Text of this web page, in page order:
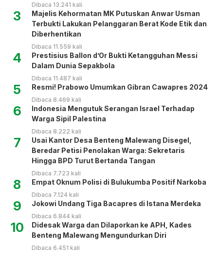
Dibaca 13.241 kali
3
Majelis Kehormatan MK Putuskan Anwar Usman
Terbukti Lakukan Pelanggaran Berat Kode Etik dan
Diberhentikan
Dibaca 11.559 kali
4
Prestisius Ballon d’Or Bukti Ketangguhan Messi
Dalam Dunia Sepakbola
Dibaca 11.487 kali
5 Resmi! Prabowo Umumkan Gibran Cawapres 2024
Dibaca 8.469 kali
6
Indonesia Mengutuk Serangan Israel Terhadap
Warga Sipil Palestina
Dibaca 8.222 kali
7
Usai Kantor Desa Benteng Malewang Disegel,
Beredar Petisi Penolakan Warga: Sekretaris
Hingga BPD Turut Bertanda Tangan
Dibaca 7.723 kali
8 Empat Oknum Polisi di Bulukumba Positif Narkoba
Dibaca 7.124 kali
9 Jokowi Undang Tiga Bacapres di Istana Merdeka
Dibaca 6.844 kali
10
Didesak Warga dan Dilaporkan ke APH, Kades
Benteng Malewang Mengundurkan Diri
Dibaca 6.451 kali